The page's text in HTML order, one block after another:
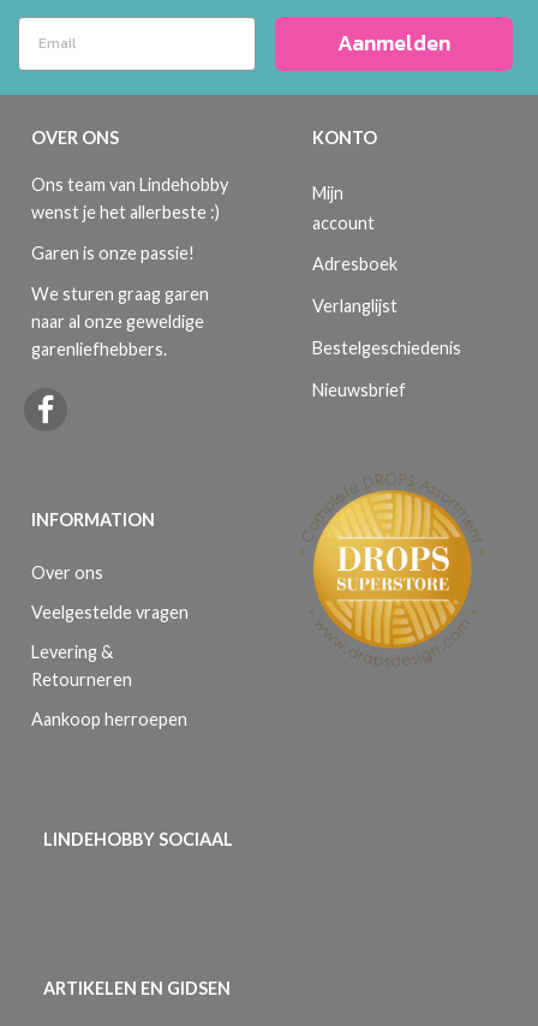
Aanmelden
OVER ONS
Ons team van Lindehobby
wenst je het allerbeste :)
Garen is onze passie!
We sturen graag garen
naar al onze geweldige
garenliefhebbers.
INFORMATION
Over ons
Veelgestelde vragen
Levering &
Retourneren
Aankoop herroepen
KONTO
Mijn
account
Adresboek
Verlanglijst
Bestelgeschiedenis
Nieuwsbrief
LINDEHOBBY SOCIAAL
ARTIKELEN EN GIDSEN